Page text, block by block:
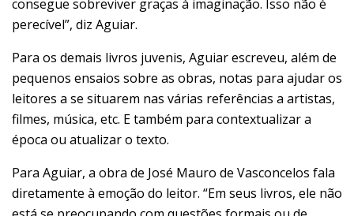
consegue sobreviver graças à imaginação. Isso não é
perecível”, diz Aguiar.
Para os demais livros juvenis, Aguiar escreveu, além de
pequenos ensaios sobre as obras, notas para ajudar os
leitores a se situarem nas várias referências a artistas,
filmes, música, etc. E também para contextualizar a
época ou atualizar o texto.
Para Aguiar, a obra de José Mauro de Vasconcelos fala
diretamente à emoção do leitor. “Em seus livros, ele não